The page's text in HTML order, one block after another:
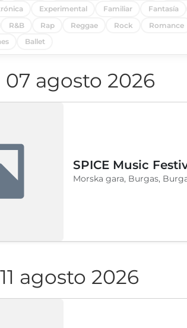
Experimental Familiar Fantasía
R&B Rap Reggae Rock Romance
Ballet
07 agosto 2026
SPICE Music
Morska gara, Burgas,
agosto 2026